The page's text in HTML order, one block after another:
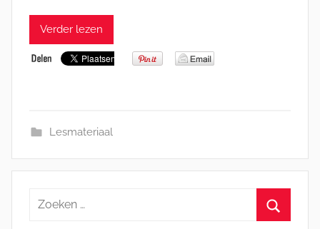
Verder lezen
Lesmateriaal
Zoeken